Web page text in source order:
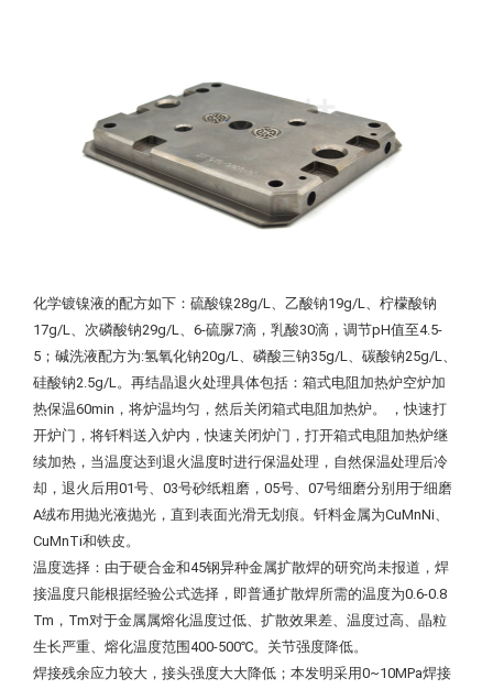
化学镀镍液的配方如下：硫酸镍28g/L、乙酸钠19g/L、柠檬酸钠
17g/L、次磷酸钠29g/L、6-硫脲7滴，乳酸30滴，调节pH值至4.5-
5；碱洗液配方为:氢氧化钠20g/L、磷酸三钠35g/L、碳酸钠25g/L、
硅酸钠2.5g/L。再结晶退火处理具体包括：箱式电阻加热炉空炉加
热保温60min，将炉温均匀，然后关闭箱式电阻加热炉。 ，快速打
开炉门，将钎料送入炉内，快速关闭炉门，打开箱式电阻加热炉继
续加热，当温度达到退火温度时进行保温处理，自然保温处理后冷
却，退火后用01号、03号砂纸粗磨，05号、07号细磨分别用于细磨
A绒布用抛光液抛光，直到表面光滑无划痕。钎料金属为CuMnNi、
CuMnTi和铁皮。
温度选择：由于硬合金和45钢异种金属扩散焊的研究尚未报道，焊
接温度只能根据经验公式选择，即普通扩散焊所需的温度为0.6-0.8
Tm，Tm对于金属属熔化温度过低、扩散效果差、温度过高、晶粒
生长严重、熔化温度范围400-500℃。关节强度降低。
焊接残余应力较大，接头强度大大降低；本发明采用0~10MPa焊接